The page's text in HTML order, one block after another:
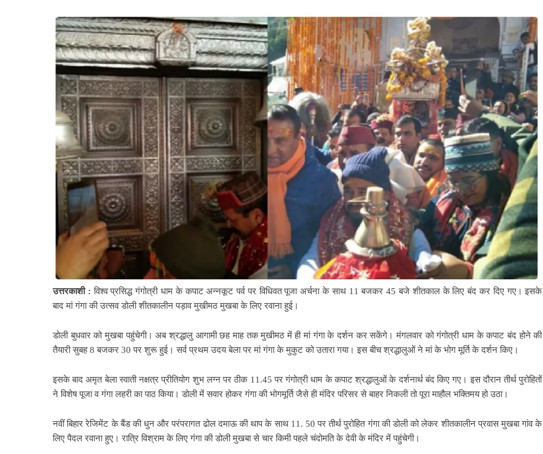
उत्तरकाशी : विश्व प्रसिद्ध गंगोत्री धाम के कपाट अन्नकूट पर्व पर विधिवत पूजा अर्चना के साथ 11 बजकर 45 बजे शीतकाल के लिए बंद कर दिए गए। इसके
बाद मां गंगा की उत्सव डोली शीतकालीन पड़ाव मुखीमठ मुखबा के लिए रवाना हुई।
डोली बुधवार को मुखबा पहुंचेगी। अब श्रद्धालु आगामी छह माह तक मुखीमठ में ही मां गंगा के दर्शन कर सकेंगे। मंगलवार को गंगोत्री धाम के कपाट बंद होने की
तैयारी सुबह 8 बजकर 30 पर शुरू हुई। सर्व प्रथम उदय बेला पर मां गंगा के मुकुट को उतारा गया। इस बीच श्रद्धालुओं ने मां के भोग मूर्ति के दर्शन किए।
इसके बाद अमृत बेला स्वाती नक्षत्र प्रीतियोग शुभ लग्न पर ठीक 11.45 पर गंगोत्री धाम के कपाट श्रद्धालुओं के दर्शनार्थ बंद किए गए। इस दौरान तीर्थ पुरोहितों
ने विशेष पूजा व गंगा लहरी का पाठ किया। डोली में सवार होकर गंगा की भोगमूर्ति जैसे ही मंदिर परिसर से बाहर निकली तो पूरा माहौल भक्तिमय हो उठा।
नवीं बिहार रेजिमेंट के बैंड की धुन और परंपरागत ढोल दमाऊ की थाप के साथ 11. 50 पर तीर्थ पुरोहित गंगा की डोली को लेकर शीतकालीन प्रवास मुखबा गांव के
लिए पैदल रवाना हुए। रात्रि विश्राम के लिए गंगा की डोली मुखबा से चार किमी पहले चंदोमति के देवी के मंदिर में पहुंचेगी।